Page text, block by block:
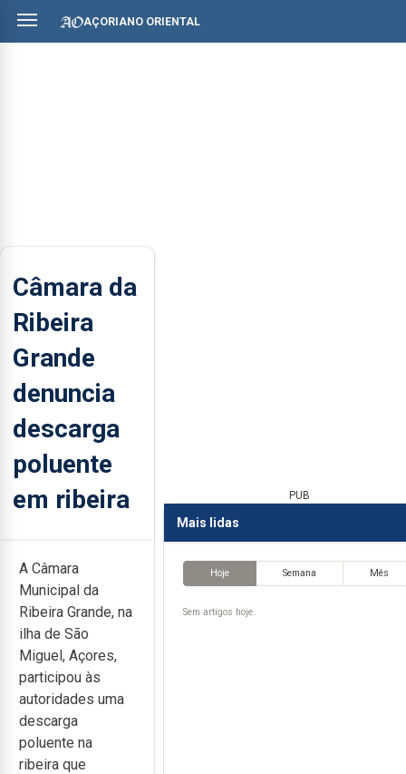
AÇORIANO ORIENTAL
Câmara da
Ribeira
Grande
denuncia
descarga
poluente
em ribeira
A Câmara
Municipal da
Ribeira Grande, na
ilha de São
Miguel, Açores,
participou às
autoridades uma
descarga
poluente na
ribeira que
PUB
Mais lidas
Hoje Semana Mês
Sem artigos hoje.